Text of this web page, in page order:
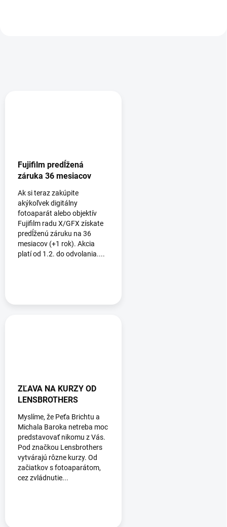
Fujifilm predĺžená
záruka 36 mesiacov
Ak si teraz zakúpite
akýkoľvek digitálny
fotoaparát alebo objektív
Fujifilm radu X/GFX získate
predĺženú záruku na 36
mesiacov (+1 rok). Akcia
platí od 1.2. do odvolania....
ZĽAVA NA KURZY OD
LENSBROTHERS
Myslíme, že Peťa Brichtu a
Michala Baroka netreba moc
predstavovať nikomu z Vás.
Pod značkou Lensbrothers
vytvárajú rôzne kurzy. Od
začiatkov s fotoaparátom,
cez zvládnutie...